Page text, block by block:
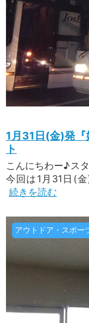
1月31日(金)発
ト
こんにちわー♪ス
今回は1月31日(
続きを読む
アウトドア・スポー